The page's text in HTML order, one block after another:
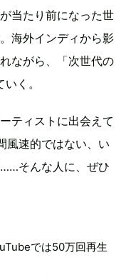
当たり前になった世
海外インディから影
ながら、「次世代の
く。
ティストに出会えて
風速的ではない、い
そんな人に、ぜひ
では50万回再生